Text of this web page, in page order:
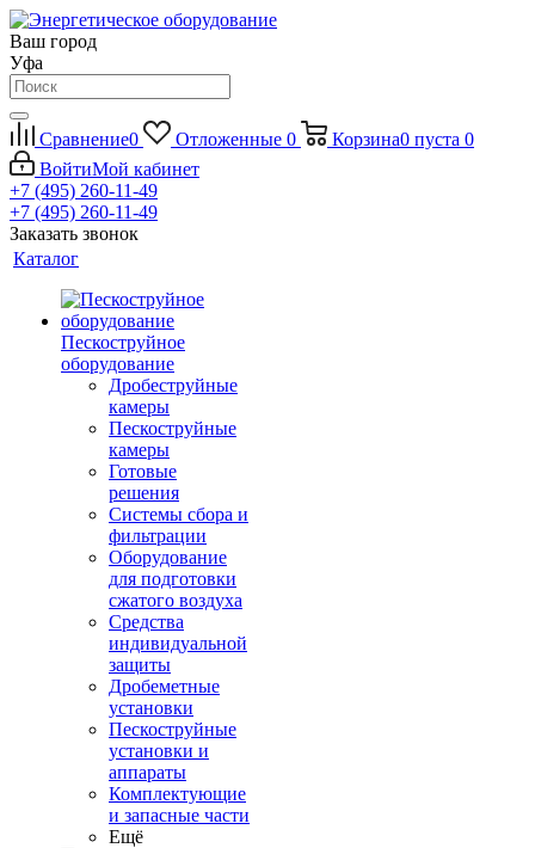
Ваш город
Уфа
Сравнение0 Отложенные 0 Корзина0 пуста 0
ВойтиМой кабинет
+7 (495) 260-11-49
+7 (495) 260-11-49
Заказать звонок
Каталог
Пескоструйное
оборудование
Дробеструйные
камеры
Пескоструйные
камеры
Готовые
решения
Системы сбора и
фильтрации
Оборудование
для подготовки
сжатого воздуха
Средства
индивидуальной
защиты
Дробеметные
установки
Пескоструйные
установки и
аппараты
Комплектующие
и запасные части
Ещё